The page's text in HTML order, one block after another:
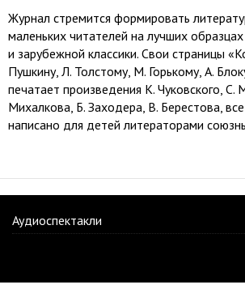
Журнал стремится формировать
маленьких читателей на лучших образцах
и зарубежной классики. Свои страницы
Пушкину, Л. Толстому, М. Горькому, А.
печатает произведения К. Чуковского, С.
Михалкова, Б. Заходера, В. Берестова,
написано для детей литераторами
Аудиоспектакли